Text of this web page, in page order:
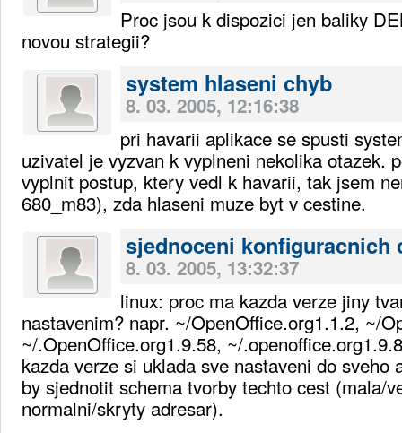
Proc jsou k dispozici jen baliky
novou strategii?
system hlaseni chyb
8. 03. 2005, 12:16:38
pri havarii aplikace se spusti
uzivatel je vyzvan k vyplneni nekolika otazek.
vyplnit postup, ktery vedl k havarii, tak jsem
680_m83), zda hlaseni muze byt v cestine.
sjednoceni konfiguracnich
8. 03. 2005, 13:32:37
linux: proc ma kazda verze jiny
nastavenim? napr. ~/OpenOffice.org1.1.2, ~/
~/.OpenOffice.org1.9.58, ~/
kazda verze si uklada sve nastaveni do sveho
by sjednotit schema tvorby techto cest (mala/
normalni/skryty adresar).